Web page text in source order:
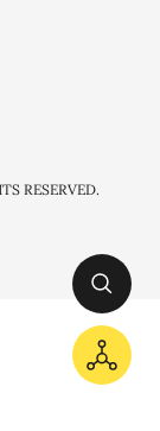
RESERVED.